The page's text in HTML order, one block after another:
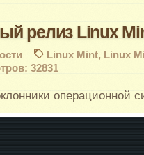
релиз Linux
Linux Mint, Linux
32831
операционной